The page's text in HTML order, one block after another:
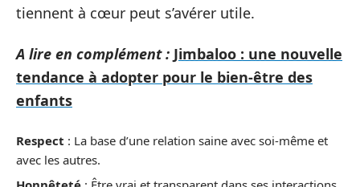
tiennent à cœur peut s’avérer utile.
A lire en complément : Jimbaloo : une nouvelle
tendance à adopter pour le bien-être des
enfants
Respect : La base d’une relation saine avec soi-même et
avec les autres.